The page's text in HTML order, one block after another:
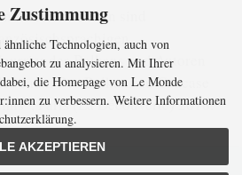
Laurent Geslin sind
des Balkans und Autoren
eaux. Des Balkans au Caucase
Paris (La Découverte) 2018.
vom10.09.2020,von
Zustimmung
Technologien, auch von
zu analysieren. Mit Ihrer
die Homepage von Le Monde
zu verbessern. Weitere Informationen
AKZEPTIEREN